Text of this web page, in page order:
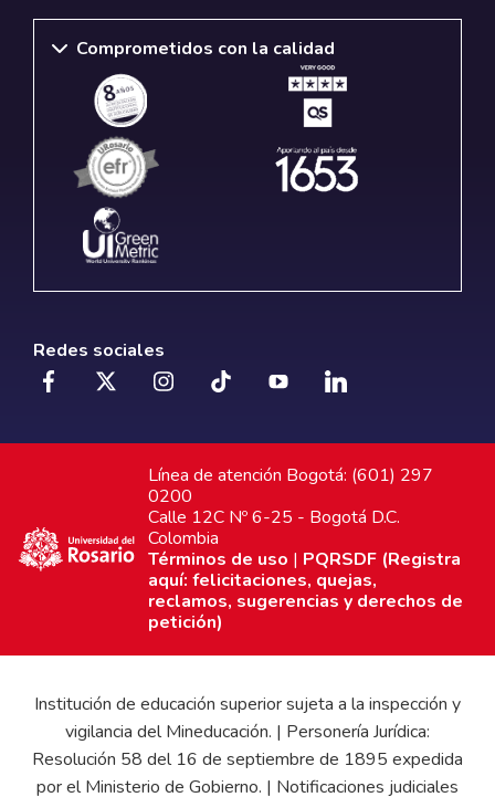
Comprometidos con la calidad
Redes sociales
Línea de atención Bogotá: (601) 297
0200
Calle 12C Nº 6-25 - Bogotá D.C.
Colombia
Términos de uso | PQRSDF (Registra
aquí: felicitaciones, quejas,
reclamos, sugerencias y derechos de
petición)
Institución de educación superior sujeta a la inspección y
vigilancia del Mineducación. | Personería Jurídica:
Resolución 58 del 16 de septiembre de 1895 expedida
por el Ministerio de Gobierno. | Notificaciones judiciales